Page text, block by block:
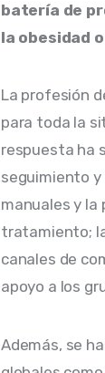
batería de
la obesidad
La profesión
para toda la
respuesta ha
seguimiento
manuales y la
tratamiento;
canales de
apoyo a los
Además, se